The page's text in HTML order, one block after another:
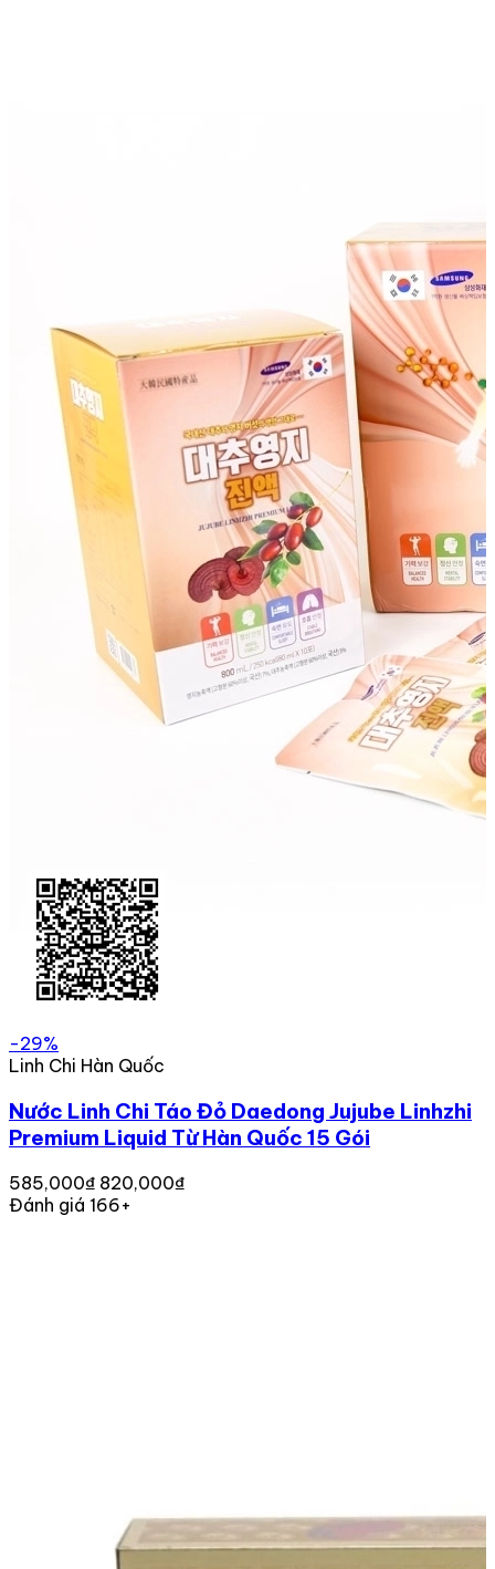
-29%
Linh Chi Hàn Quốc
Nước Linh Chi Táo Đỏ Daedong Jujube Linhzhi
Premium Liquid Từ Hàn Quốc 15 Gói
585,000₫ 820,000₫
Đánh giá 166+